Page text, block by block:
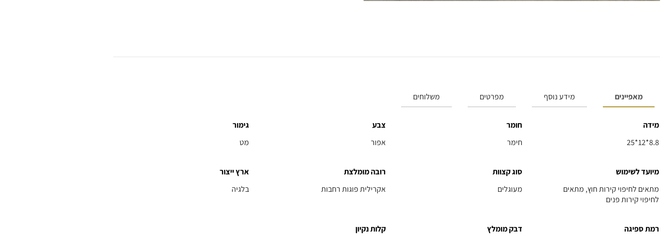
מאפיינים מידע נוסף מפרטים משלוחים
מידה
25*12*8.8
חומר
חימר
צבע
אפור
גימור
מט
מיועד לשימוש
מתאים לחיפוי קירות חוץ, מתאים
לחיפוי קירות פנים
סוג קצוות
מעוגלים
רובה מומלצת
אקרילית פוגות רחבות
ארץ ייצור
בלגיה
רמת ספיגה
דבק מומלץ
קלות נקיון